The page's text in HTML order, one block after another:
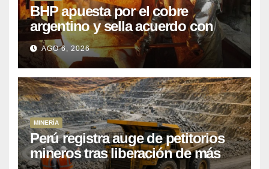
BHP apuesta por el cobre
argentino y sella acuerdo con
Kobrea para siete proyecto
AGO 6, 2026
MINERÍA
Perú registra auge de petitorios
mineros tras liberación de más